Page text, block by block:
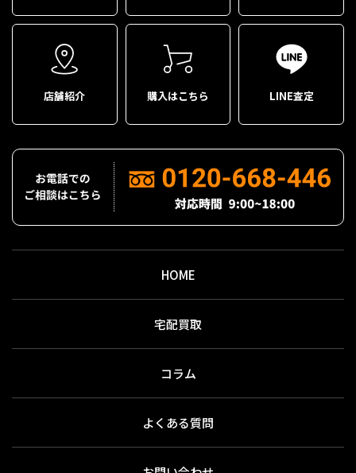
店舗紹介 購入はこちら LINE査定
HOME
宅配買取
コラム
よくある質問